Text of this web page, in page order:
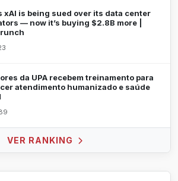
xAI is being sued over its data center
— now it’s buying $2.8B more |
da UPA recebem treinamento para
atendimento humanizado e saúde
VER RANKING